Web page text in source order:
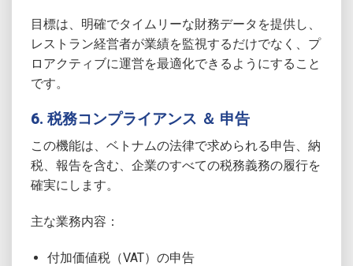
目標は、明確でタイムリーな財務データを提供し、
レストラン経営者が業績を監視するだけでなく、プ
ロアクティブに運営を最適化できるようにすること
です。
6. 税務コンプライアンス ＆ 申告
この機能は、ベトナムの法律で求められる申告、納
税、報告を含む、企業のすべての税務義務の履行を
確実にします。
主な業務内容：
付加価値税（VAT）の申告